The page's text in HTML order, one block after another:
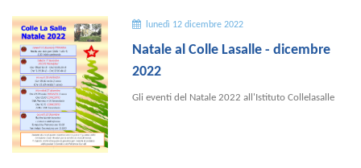
lunedì 12 dicembre 2022
Natale al Colle Lasalle - dicembre
2022
Gli eventi del Natale 2022 all'Istituto Collelasalle